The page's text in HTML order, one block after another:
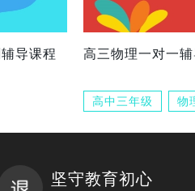
导课程 高三物理一对一
高中三年级 物
坚守教育初心